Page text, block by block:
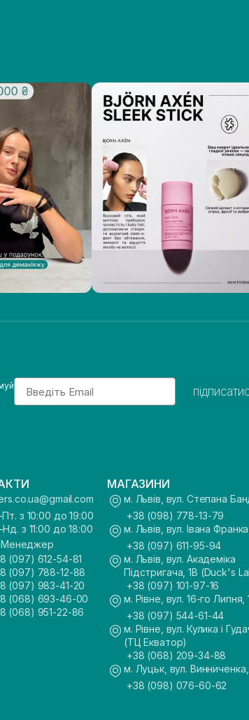
Email
з 10:00 до 19:00
з 11:00 до 18:00
Менеджер
(097) 612-54-81
(097) 788-12-88
(097) 983-41-20
(068) 693-46-00
(068) 951-22-86
МАГАЗИНИ
м. Львів, вул. Степана
+38 (098) 778-13-79
м. Львів, вул. Івана
+38 (097) 611-95-94
м. Львів, вул. Академіка
Підстригача, 1В (Duck's
+38 (097) 101-97-16
м. Рівне, вул. 16-го Липня,
+38 (097) 544-61-44
м. Рівне, вул. Кулика і
(ТЦ Екватор)
+38 (068) 209-34-88
м. Луцьк, вул.
+38 (098) 076-60-62